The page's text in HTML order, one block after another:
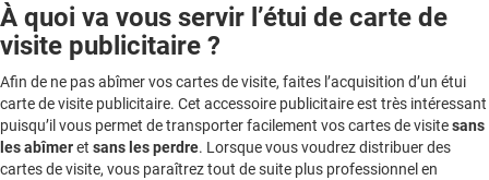
À quoi va vous servir l’étui de carte de
visite publicitaire ?
Afin de ne pas abîmer vos cartes de visite, faites l’acquisition d’un étui
carte de visite publicitaire. Cet accessoire publicitaire est très intéressant
puisqu’il vous permet de transporter facilement vos cartes de visitesans
les abîmeret sans les perdre. Lorsque vous voudrez distribuer des
cartes de visite, vous paraîtrez tout de suite plus professionnel en